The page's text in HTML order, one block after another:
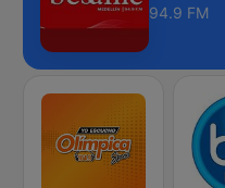
94.9 FM